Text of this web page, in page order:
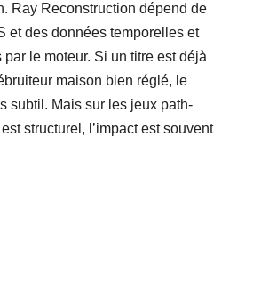
Ray Reconstruction dépend de
et des données temporelles et
le moteur. Si un titre est déjà
maison bien réglé, le
subtil. Mais sur les jeux path-
structurel, l’impact est souvent